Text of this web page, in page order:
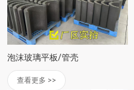
泡沫玻璃平板/管壳
查看更多 >>